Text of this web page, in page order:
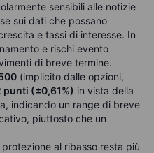
sensibili alle notizie
sui dati che possano
e tassi di interesse. In
e rischi evento
di breve termine.
(implicito dalle opzioni,
punti (±0,61%) in vista della
indicando un range di breve
piuttosto che un
al ribasso resta più